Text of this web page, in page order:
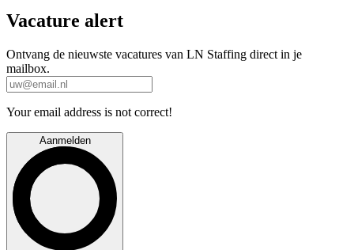
Vacature alert
Ontvang de nieuwste vacatures van LN Staffing direct in je
mailbox.
Your email address is not correct!
Aanmelden